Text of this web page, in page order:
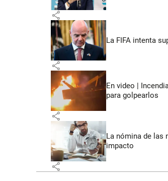
share
La FIFA intenta
share
En video |
para golpearlos
share
La nómina de las
impacto
share